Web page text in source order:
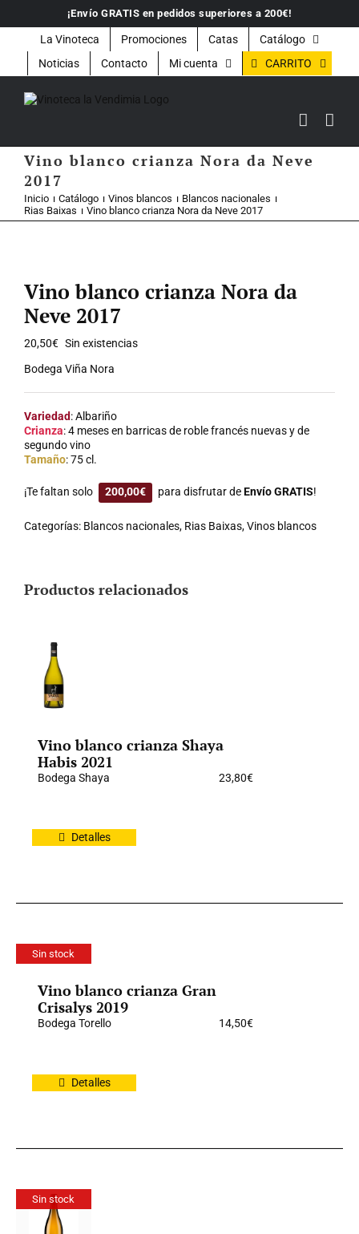
contenido
¡Envío GRATIS en pedidos superiores a 200€!
La Vinoteca Promociones Catas
Catálogo
Noticias
Contacto Mi cuenta CARRITO
Vino blanco crianza Nora da Neve
2017
Inicio Catálogo Vinos blancos
Blancos nacionales
Rias Baixas
Vino blanco crianza Nora da Neve 2017
Vino blanco crianza Nora da
Neve 2017
20,50€ Sin existencias
Bodega Viña Nora
Variedad: Albariño
Crianza: 4 meses en barricas de roble francés nuevas y de
segundo vino
Tamaño: 75 cl.
¡Te faltan solo 200,00€ para disfrutar deEnvío GRATIS!
Categorías: Blancos nacionales, Rias Baixas,Vinos blancos
Productos relacionados
Vino blanco crianza Shaya
Habis 2021
Bodega Shaya 23,80€
Detalles
Sin stock
Vino blanco crianza Gran
Crisalys 2019
Bodega Torello 14,50€
Detalles
Sin stock